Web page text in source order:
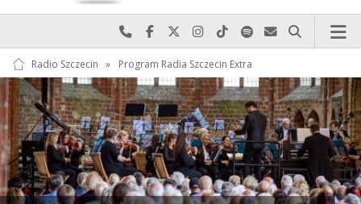
Najlepiej po prostu do nas zadzwoń
Odwiedź nas na Facebook-u
Odwiedź nas na X
Odwiedź nas na Instagram-ie
Odwiedź nas na TikTok-u
Szukaj nas na Spotify
Wyślij do nas
Szukaj
Radio Szczecin » Program Radia Szczecin Extra